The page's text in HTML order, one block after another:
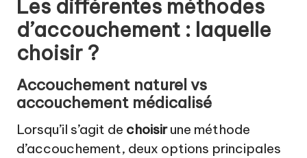
Les différentes méthodes
d’accouchement : laquelle
choisir ?
Accouchement naturel vs
accouchement médicalisé
Lorsqu’il s’agit de choisirune méthode
d’accouchement, deux options principales